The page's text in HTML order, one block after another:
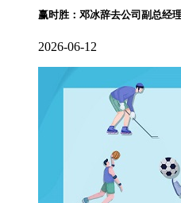
赢时胜：邓冰辞去公司副总经
2026-06-12